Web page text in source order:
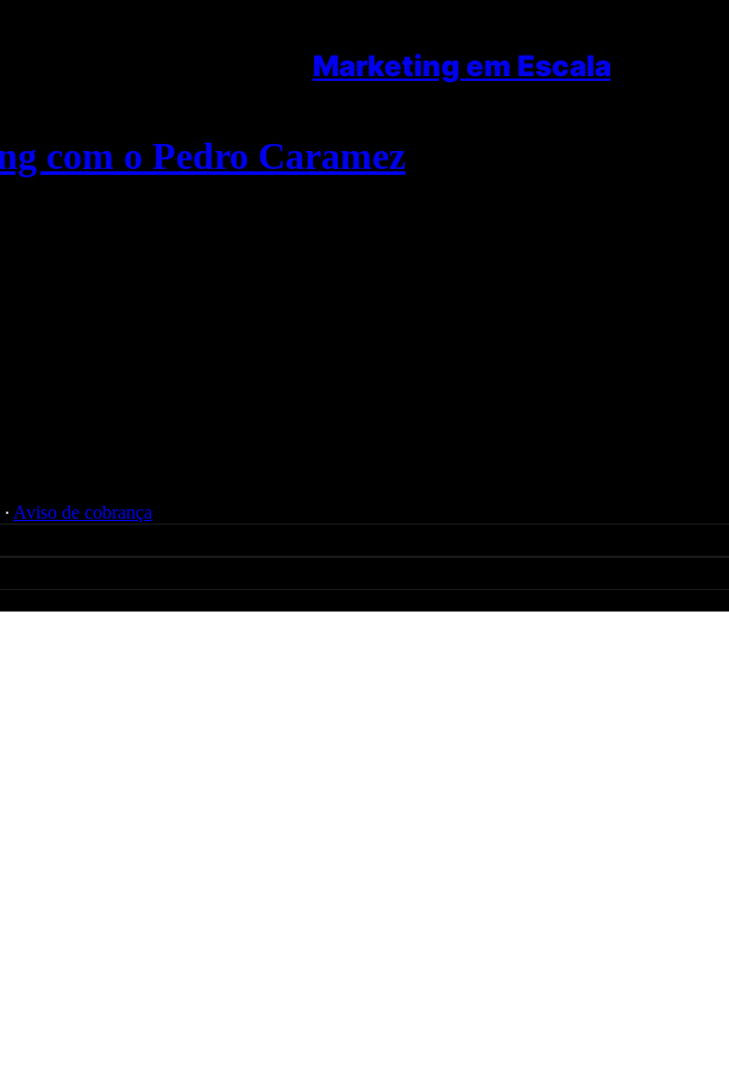
Marketing em Escala
com o Pedro Caramez
∙ Aviso de cobrança